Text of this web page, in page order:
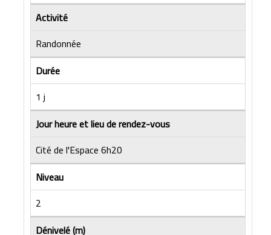
Activité
Randonnée
Durée
1 j
Jour heure et lieu de rendez-vous
Cité de l'Espace 6h20
Niveau
2
Dénivelé (m)